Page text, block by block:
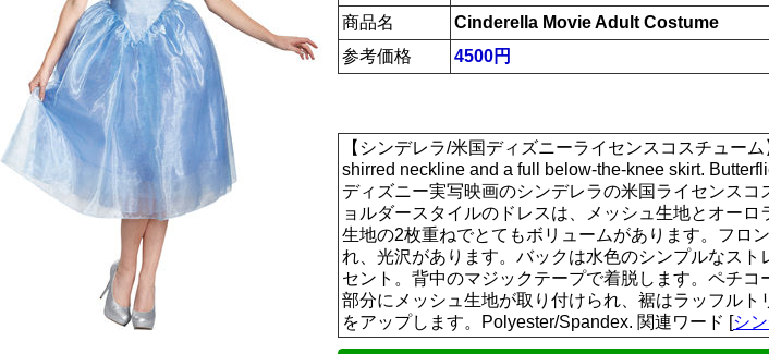
商品名
Cinderella Movie Adult Costume
参考価格
4500円
【シンデレラ/米国ディズニーライセンスコスチュー
shirred neckline and a full below-the-knee skirt.
ディズニー実写映画のシンデレラの米国ライセンス
ョルダースタイルのドレスは、メッシュ生地とオー
生地の2枚重ねでとてもボリュームがあります。フロ
れ、光沢があります。バックは水色のシンプルなス
セント。背中のマジックテープで着脱します。ペチ
部分にメッシュ生地が取り付けられ、裾はラッフル
をアップします。Polyester/Spandex. 関連ワード [シ